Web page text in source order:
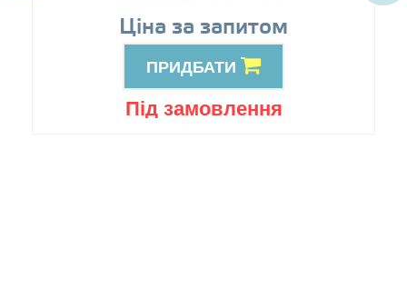
Ціна за запитом
ПРИДБАТИ
Під замовлення